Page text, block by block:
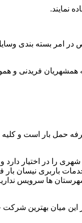
نمایند.
در امر بسته بندی
فریدنی و
حمل بار است و
در اختیار دارد و
نیسان بار
ها سرویس
میان بهترین شرکت